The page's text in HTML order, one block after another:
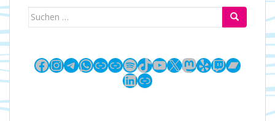
Suchen
Facebook
Instagram
Telegram
WhatsApp
LinkLinkSpotify
TikTok
YouTube
X Mastodon
YelpTwitch
LinkedIn
Link